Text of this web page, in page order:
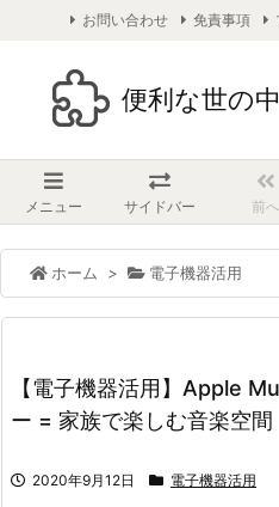
便利な世の
メニュー サイドバー 前へ
お問い合わせ 免責事項
ホーム > 電子機器活用
【電子機器活用】Apple
ー = 家族で楽しむ音楽空間
2020年9月12日 電子機器活用